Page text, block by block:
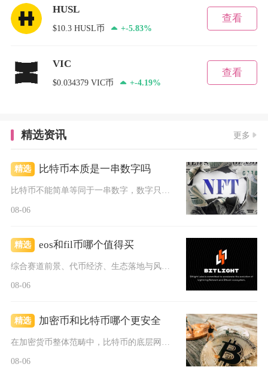
HUSL
$10.3 HUSL币 +-5.83%
查看
VIC
$0.034379 VIC币 +-4.19%
查看
精选资讯 更多
精选 比特币本质是一串数字吗
比特币不能简单等同于一串数字，数字只是它外在的编码表现形式，...
08-06
精选 eos和fil币哪个值得买
综合赛道前景、代币经济、生态落地与风险维度对比，普通散户优先...
08-06
精选 加密币和比特币哪个更安全
08-06